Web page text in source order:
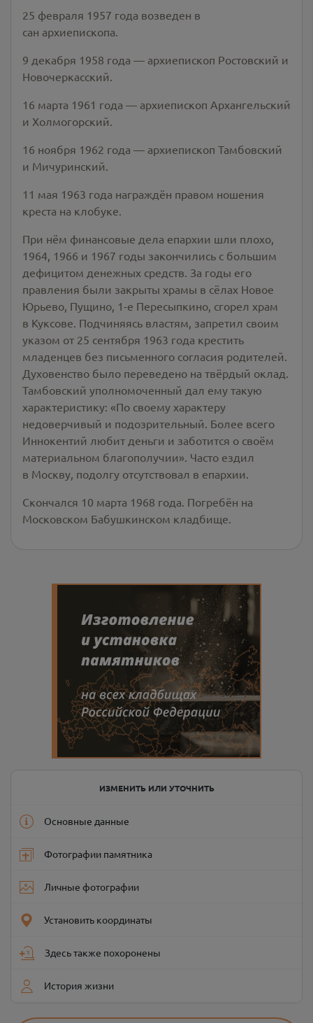
25 февраля 1957 года возведен в
сан архиепископа.
9 декабря 1958 года — архиепископ Ростовский и
Новочеркасский.
16 марта 1961 года — архиепископ Архангельский
и Холмогорский.
16 ноября 1962 года — архиепископ Тамбовский
и Мичуринский.
11 мая 1963 года награждён правом ношения
креста на клобуке.
При нём финансовые дела епархии шли плохо,
1964, 1966 и 1967 годы закончились с большим
дефицитом денежных средств. За годы его
правления были закрыты храмы в сёлах Новое
Юрьево, Пущино, 1-е Пересыпкино, сгорел храм
в Куксове. Подчиняясь властям, запретил своим
указом от 25 сентября 1963 года крестить
младенцев без письменного согласия родителей.
Духовенство было переведено на твёрдый оклад.
Тамбовский уполномоченный дал ему такую
характеристику: «По своему характеру
недоверчивый и подозрительный. Более всего
Иннокентий любит деньги и заботится о своём
материальном благополучии». Часто ездил
в Москву, подолгу отсутствовал в епархии.
Скончался 10 марта 1968 года. Погребён на
Московском Бабушкинском кладбище.
ИЗМЕНИТЬ ИЛИ УТОЧНИТЬ
Основные данные
Фотографии памятника
Личные фотографии
Установить координаты
Здесь также похоронены
История жизни